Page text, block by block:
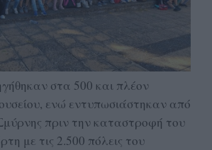
στα 500 και πλέον
ενώ εντυπωσιάστηκαν από
πριν την καταστροφή του
με τις 2.500 πόλεις του